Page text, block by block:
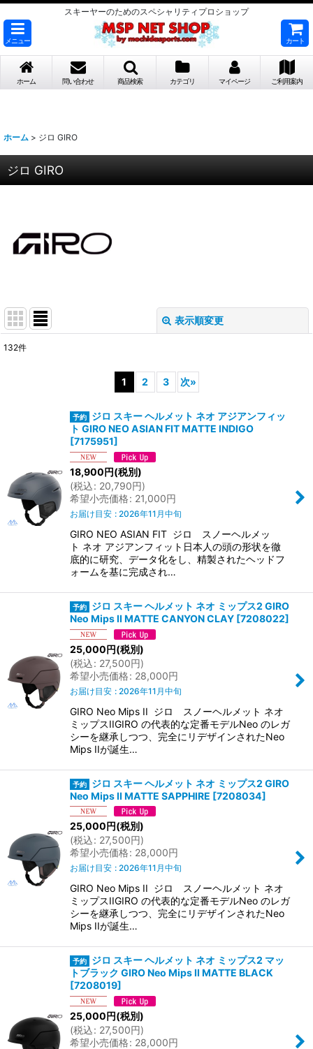
スキーヤーのためのスペシャリティプロショップ
メニュー カート
ホーム 問い合わせ 商品検索 カテゴリ マイページ ご利用案内
ホーム > ジロ GIRO
ジロ GIRO
表示順変更
絞り込む
132件
1 2 3 次»
ジロ スキー ヘルメット ネオ アジアンフィッ
ト GIRO NEO ASIAN FIT MATTE INDIGO
[7175951]
18,900円(税別)
(税込: 20,790円)
希望小売価格: 21,000円
お届け目安 : 2026年11月中旬
GIRO NEO ASIAN FIT ジロ スノーヘルメッ
ト ネオ アジアンフィット日本人の頭の形状を徹
底的に研究、データ化をし、精製されたヘッドフ
ォームを基に完成され…
ジロ スキー ヘルメット ネオ ミップス2 GIRO
Neo Mips II MATTE CANYON CLAY [7208022]
25,000円(税別)
(税込: 27,500円)
希望小売価格: 28,000円
お届け目安 : 2026年11月中旬
GIRO Neo Mips II ジロ スノーヘルメット ネオ
ミップスIIGIRO の代表的な定番モデルNeo のレガ
シーを継承しつつ、完全にリデザインされたNeo
Mips IIが誕生…
ジロ スキー ヘルメット ネオ ミップス2 GIRO
Neo Mips II MATTE SAPPHIRE [7208034]
25,000円(税別)
(税込: 27,500円)
希望小売価格: 28,000円
お届け目安 : 2026年11月中旬
GIRO Neo Mips II ジロ スノーヘルメット ネオ
ミップスIIGIRO の代表的な定番モデルNeo のレガ
シーを継承しつつ、完全にリデザインされたNeo
Mips IIが誕生…
ジロ スキー ヘルメット ネオ ミップス2 マッ
トブラック GIRO Neo Mips II MATTE BLACK
[7208019]
25,000円(税別)
(税込: 27,500円)
希望小売価格: 28,000円